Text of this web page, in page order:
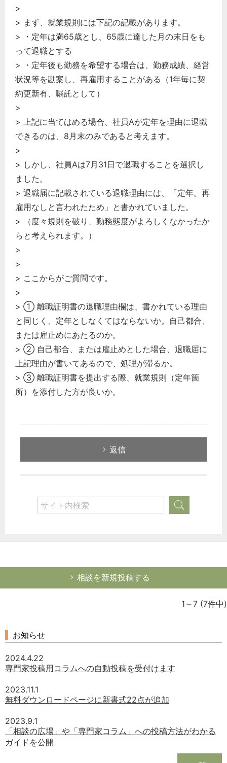
>
> まず、就業規則には下記の記載があります。
> ・定年は満65歳とし、65歳に達した月の末日をも
って退職とする
> ・定年後も勤務を希望する場合は、勤務成績、経営
状況等を勘案し、再雇用することがある（1年毎に契
約更新有、嘱託として）
>
> 上記に当てはめる場合、社員Aが定年を理由に退職
できるのは、8月末のみであると考えます。
>
> しかし、社員Aは7月31日で退職することを選択し
ました。
> 退職届に記載されている退職理由には、「定年。再
雇用なしと言われたため」と書かれていました。
> （度々規則を破り、勤務態度がよろしくなかったか
らと考えられます。）
>
>
> ここからがご質問です。
>
> ① 離職証明書の退職理由欄は、書かれている理由
と同じく、定年としなくてはならないか。自己都合、
または雇止めにあたるのか。
> ② 自己都合、または雇止めとした場合、退職届に
上記理由が書いてあるので、処理が滞るか。
> ③ 離職証明書を提出する際、就業規則（定年箇
所）を添付した方が良いか。
返信
相談を新規投稿する
1～7 (7件中)
お知らせ
2024.4.22
専門家投稿用コラムへの自動投稿を受付けます
2023.11.1
無料ダウンロードページに新書式22点が追加
2023.9.1
「相談の広場」や「専門家コラム」への投稿方法がわかる
ガイドを公開